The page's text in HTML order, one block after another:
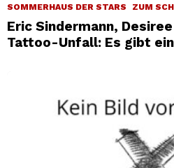
SOMMERHAUS DER STARS
ZUM
Eric Sindermann,
Tattoo-Unfall: Es gibt